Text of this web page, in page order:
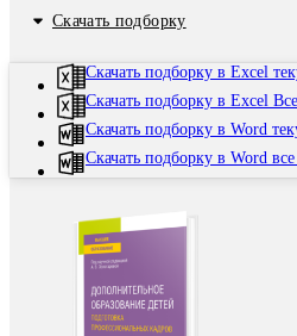
Скачать подборку
Скачать подборку в Excel
Скачать подборку в Excel
Скачать подборку в Word
Скачать подборку в Word